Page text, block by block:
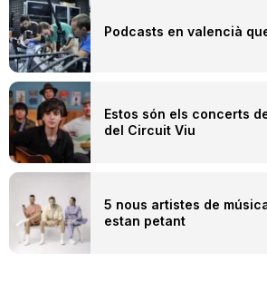
Podcasts en valencià
Estos són els concerts
del Circuit Viu
5 nous artistes de
estan petant